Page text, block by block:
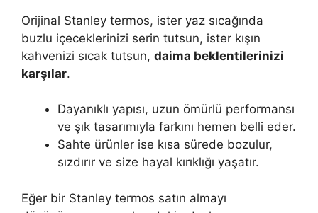
Orijinal Stanley termos, ister yaz sıcağında
buzlu içeceklerinizi serin tutsun, ister kışın
kahvenizi sıcak tutsun, daima beklentilerinizi
karşılar.
Dayanıklı yapısı, uzun ömürlü performansı
ve şık tasarımıyla farkını hemen belli eder.
Sahte ürünler ise kısa sürede bozulur,
sızdırır ve size hayal kırıklığı yaşatır.
Eğer bir Stanley termos satın almayı